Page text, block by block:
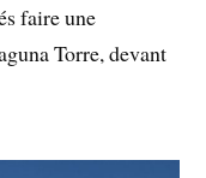
faire une
Torre, devant